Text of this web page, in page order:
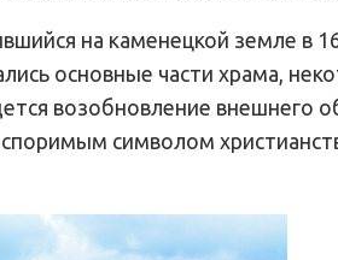
на каменецкой земле в
основные части храма,
возобновление внешнего
символом